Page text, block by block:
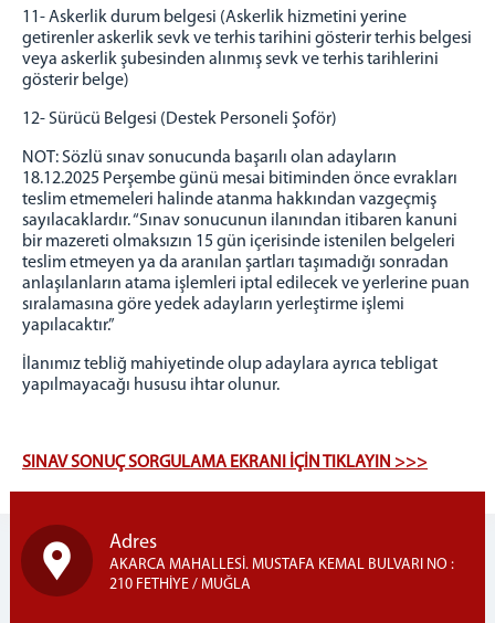
11- Askerlik durum belgesi (Askerlik hizmetini yerine
getirenler askerlik sevk ve terhis tarihini gösterir terhis belgesi
veya askerlik şubesinden alınmış sevk ve terhis tarihlerini
gösterir belge)
12- Sürücü Belgesi (Destek Personeli Şoför)
NOT: Sözlü sınav sonucunda başarılı olan adayların
18.12.2025 Perşembe günü mesai bitiminden önce evrakları
teslim etmemeleri halinde atanma hakkından vazgeçmiş
sayılacaklardır. “Sınav sonucunun ilanından itibaren kanuni
bir mazereti olmaksızın 15 gün içerisinde istenilen belgeleri
teslim etmeyen ya da aranılan şartları taşımadığı sonradan
anlaşılanların atama işlemleri iptal edilecek ve yerlerine puan
sıralamasına göre yedek adayların yerleştirme işlemi
yapılacaktır.”
İlanımız tebliğ mahiyetinde olup adaylara ayrıca tebligat
yapılmayacağı hususu ihtar olunur.
SINAV SONUÇ SORGULAMA EKRANI İÇİN TIKLAYIN >>>
Adres
AKARCA MAHALLESİ. MUSTAFA KEMAL BULVARI NO :
210 FETHİYE / MUĞLA